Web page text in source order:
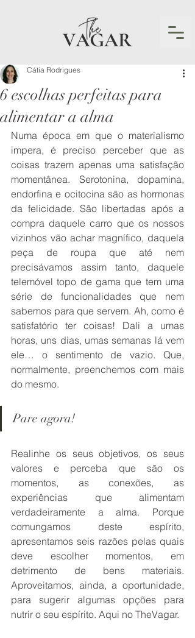
6 escolhas perfeitas para
alimentar a alma
Cátia Rodrigues
Numa época em que o materialismo
impera, é preciso perceber que as
coisas trazem apenas uma satisfação
momentânea. Serotonina, dopamina,
endorfina e ocitocina são as hormonas
da felicidade. São libertadas após a
compra daquele carro que os nossos
vizinhos vão achar magnífico, daquela
peça de roupa que até nem
precisávamos assim tanto, daquele
telemóvel topo de gama que tem uma
série de funcionalidades que nem
sabemos para que servem. Ah, como é
satisfatório ter coisas! Dali a umas
horas, uns dias, umas semanas lá vem
ele… o sentimento de vazio. Que,
normalmente, preenchemos com mais
do mesmo.
Pare agora!
Realinhe os seus objetivos, os seus
valores e perceba que são os
momentos, as conexões, as
experiências que alimentam
verdadeiramente a alma. Porque
comungamos deste espírito,
apresentamos seis razões pelas quais
deve escolher momentos, em
detrimento de bens materiais.
Aproveitamos, ainda, a oportunidade,
para sugerir algumas opções para
nutrir o seu espírito. Aqui no TheVagar.